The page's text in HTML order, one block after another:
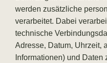
werden zusätzliche
verarbeitet. Dabei
technische
Adresse, Datum, Uhrzeit,
Informationen) und Daten